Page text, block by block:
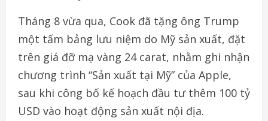
Tháng 8 vừa qua, Cook đã tặng ông Trump
một tấm bảng lưu niệm do Mỹ sản xuất, đặt
trên giá đỡ mạ vàng 24 carat, nhằm ghi nhận
chương trình “Sản xuất tại Mỹ” của Apple,
sau khi công bố kế hoạch đầu tư thêm 100 tỷ
USD vào hoạt động sản xuất nội địa.